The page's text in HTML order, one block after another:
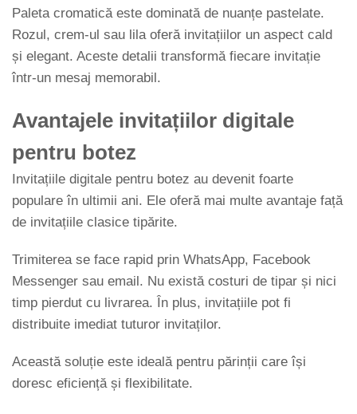
Paleta cromatică este dominată de nuanțe pastelate.
Rozul, crem-ul sau lila oferă invitațiilor un aspect cald
și elegant. Aceste detalii transformă fiecare invitație
într-un mesaj memorabil.
Avantajele invitațiilor digitale
pentru botez
Invitațiile digitale pentru botez au devenit foarte
populare în ultimii ani. Ele oferă mai multe avantaje față
de invitațiile clasice tipărite.
Trimiterea se face rapid prin WhatsApp, Facebook
Messenger sau email. Nu există costuri de tipar și nici
timp pierdut cu livrarea. În plus, invitațiile pot fi
distribuite imediat tuturor invitaților.
Această soluție este ideală pentru părinții care își
doresc eficiență și flexibilitate.